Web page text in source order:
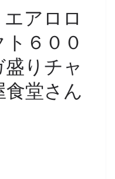
アロロ
６００
りチャ
堂さん